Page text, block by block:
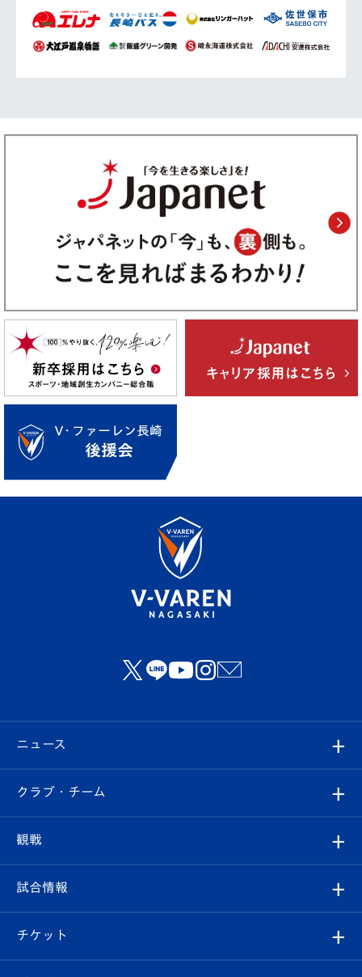
ニュース
すべて
クラブ
試合情報
クラブ・チーム
クラブ概要
エンブレム紹介
観戦
観戦ルール
はじめての観戦ガイド
試合情報
試合日程/結果
チケット